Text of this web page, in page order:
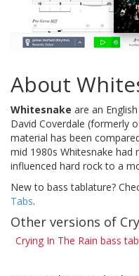
About
Whitesnake are an
David Coverdale (formerly
material has been
mid 1980s Whitesnake
influenced hard rock to a
New to bass tablature?
Tabs.
Other versions of
Crying In The Rain bass